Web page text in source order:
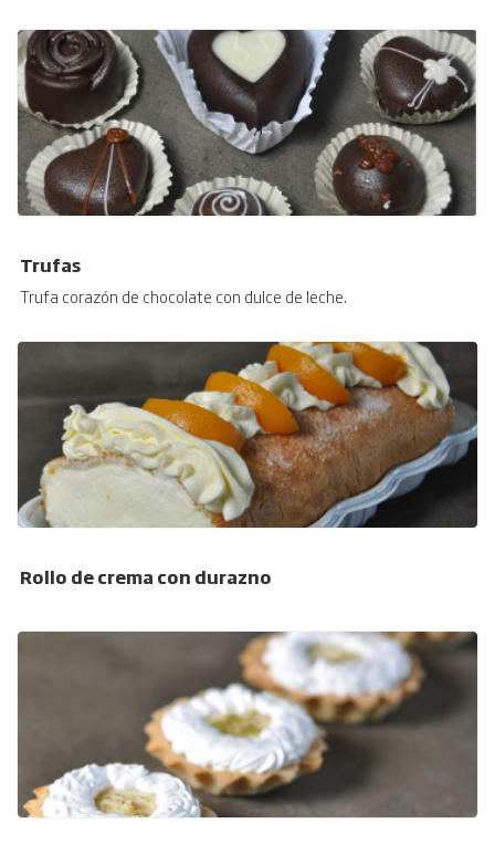
Trufas
Trufa corazón de chocolate con dulce de leche.
Rollo de crema con durazno